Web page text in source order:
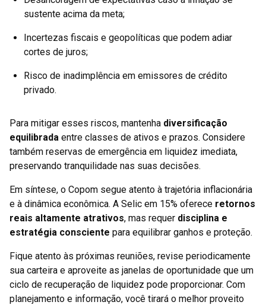
sustente acima da meta;
Incertezas fiscais e geopolíticas que podem adiar
cortes de juros;
Risco de inadimplência em emissores de crédito
privado.
Para mitigar esses riscos, mantenha diversificação
equilibrada entre classes de ativos e prazos. Considere
também reservas de emergência em liquidez imediata,
preservando tranquilidade nas suas decisões.
Em síntese, o Copom segue atento à trajetória inflacionária
e à dinâmica econômica. A Selic em 15% oferece retornos
reais altamente atrativos, mas requer disciplina e
estratégia consciente para equilibrar ganhos e proteção.
Fique atento às próximas reuniões, revise periodicamente
sua carteira e aproveite as janelas de oportunidade que um
ciclo de recuperação de liquidez pode proporcionar. Com
planejamento e informação, você tirará o melhor proveito